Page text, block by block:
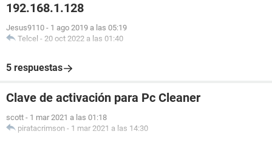
192.168.1.128
Jesus9110 - 1 ago 2019 a las 05:19
Telcel - 20 oct 2022 a las 01:40
5 respuestas
Clave de activación para Pc Cleaner
scott - 1 mar 2021 a las 01:18
piratacrimson - 1 mar 2021 a las 14:30